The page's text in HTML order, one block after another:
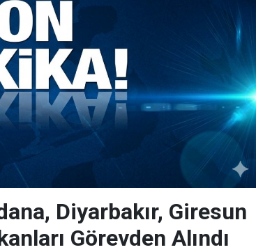
Diyarbakır, Giresun
Görevden Alındı